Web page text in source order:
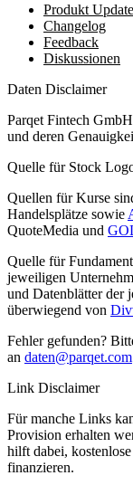
Produkt
Changelog
Feedback
Diskussionen
Daten Disclaimer
Parqet Fintech
und deren
Quelle für Stock
Quellen für Kurse
Handelsplätze sowie
QuoteMedia und
Quelle für
jeweiligen
und Datenblätter der
überwiegend von
Fehler gefunden?
an daten@parqet.com
Link Disclaimer
Für manche Links
Provision erhalten
hilft dabei,
finanzieren.